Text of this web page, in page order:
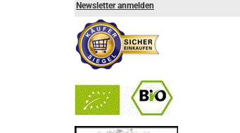
Newsletter anmelden